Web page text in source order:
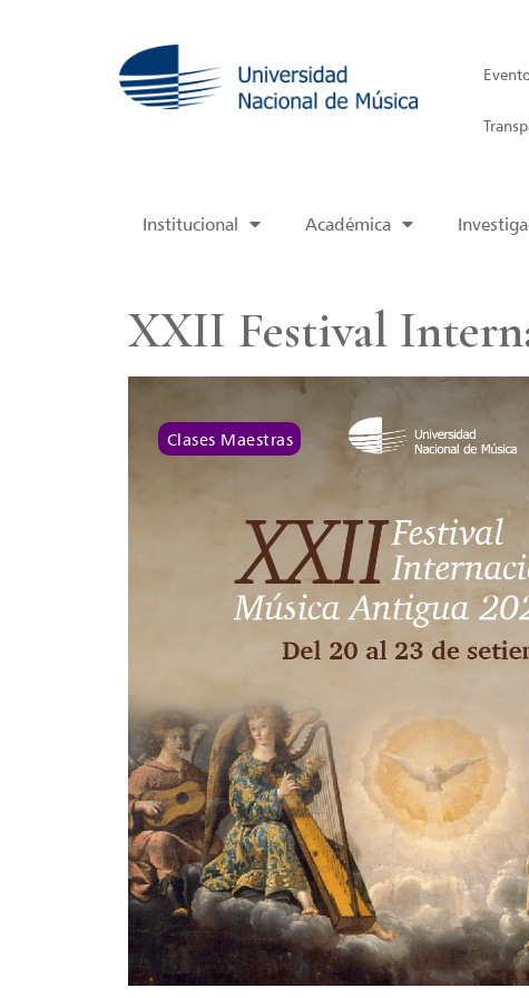
Institucional Académica
XXII Festival
Clases Maestras